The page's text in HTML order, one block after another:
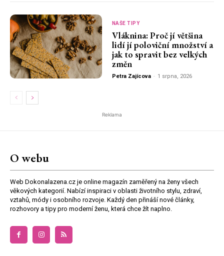
NAŠE TIPY
Vláknina: Proč jí většina
lidí jí poloviční množství a
jak to spravit bez velkých
změn
Petra Zajícova - 1 srpna, 2026
Reklama
O webu
Web Dokonalazena.cz je online magazín zaměřený na ženy všech
věkových kategorií. Nabízí inspiraci v oblasti životního stylu, zdraví,
vztahů, módy i osobního rozvoje. Každý den přináší nové články,
rozhovory a tipy pro moderní ženu, která chce žít naplno.